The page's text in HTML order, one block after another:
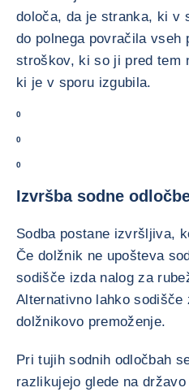
določa, da je stranka, ki v
do polnega povračila vseh
stroškov, ki so ji pred tem
ki je v sporu izgubila.
0
0
0
Izvršba sodne
Sodba postane izvršljiva,
Če dolžnik ne upošteva
sodišče izda nalog za
Alternativno lahko sodišče
dolžnikovo premoženje.
Pri tujih sodnih odločbah
razlikujejo glede na